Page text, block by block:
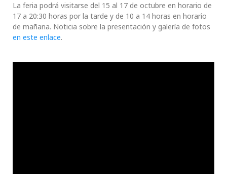
La feria podrá visitarse del 15 al 17 de octubre en horario de
17 a 20:30 horas por la tarde y de 10 a 14 horas en horario
de mañana. Noticia sobre la presentación y galería de fotos
en este enlace.